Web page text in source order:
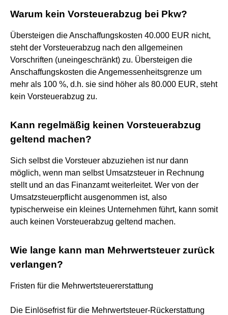
Warum kein Vorsteuerabzug bei Pkw?
Übersteigen die Anschaffungskosten 40.000 EUR nicht,
steht der Vorsteuerabzug nach den allgemeinen
Vorschriften (uneingeschränkt) zu. Übersteigen die
Anschaffungskosten die Angemessenheitsgrenze um
mehr als 100 %, d.h. sie sind höher als 80.000 EUR, steht
kein Vorsteuerabzug zu.
Kann regelmäßig keinen Vorsteuerabzug
geltend machen?
Sich selbst die Vorsteuer abzuziehen ist nur dann
möglich, wenn man selbst Umsatzsteuer in Rechnung
stellt und an das Finanzamt weiterleitet. Wer von der
Umsatzsteuerpflicht ausgenommen ist, also
typischerweise ein kleines Unternehmen führt, kann somit
auch keinen Vorsteuerabzug geltend machen.
Wie lange kann man Mehrwertsteuer zurück
verlangen?
Fristen für die Mehrwertsteuererstattung
Die Einlösefrist für die Mehrwertsteuer-Rückerstattung